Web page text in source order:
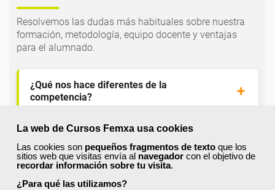
La web de Cursos Femxa usa cookies
Las cookies son pequeños fragmentos de texto que los
sitios web que visitas envía al navegador con el objetivo de
recordar información sobre tu visita.
¿Para qué las utilizamos?
Resolvemos las dudas más habituales sobre nuestra
formación, metodología, equipo docente y ventajas
para el alumnado.
¿Qué nos hace diferentes de la
competencia?
puede hacer directamente desde el SEPE?